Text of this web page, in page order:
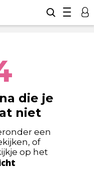
die je
niet
een
of
op het